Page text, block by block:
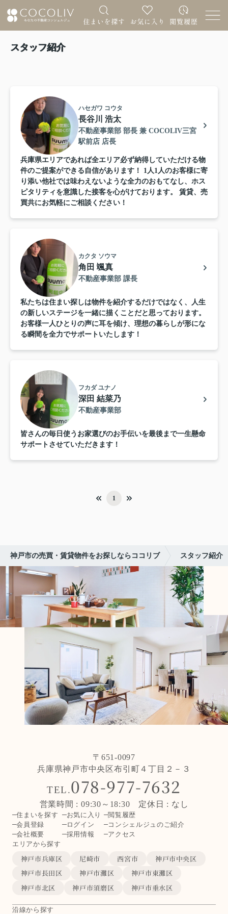
スタッフ紹介
ハセガワ コウタ
長谷川 浩太
不動産事業部 部長 兼 COCOLIV三宮
駅前店 店長
兵庫県エリアであれば全エリア必ず納得していただける物
件のご提案ができる自信があります！ 1人1人のお客様に寄
り添い他社では味わえないような全力のおもてなし、ホス
ピタリティを意識した接客を心がけております。 賃貸、売
買共にお気軽にご相談ください！
カクタ ソウマ
角田 颯真
不動産事業部 課長
私たちは住まい探しは物件を紹介するだけではなく、人生
の新しいステージを一緒に描くことだと思っております。
お客様一人ひとりの声に耳を傾け、理想の暮らしが形にな
る瞬間を全力でサポートいたします！
フカダ ユナノ
深田 結菜乃
不動産事業部
皆さんの毎日使うお家選びのお手伝いを最後まで一生懸命
サポートさせていただきます！
1
神戸市の売買・賃貸物件をお探しならココリブ スタッフ紹介
〒651-0097
兵庫県神戸市中央区布引町４丁目２－３
TEL.078-977-7632
営業時間 : 09:30～18:30 定休日 : なし
住まいを探す お気に入り
閲覧履歴
会員登録
ログイン
コンシェルジュのご紹介
会社概要
採用情報
アクセス
エリアから探す
神戸市兵庫区 尼崎市 西宮市
神戸市中央区
神戸市長田区
神戸市灘区
神戸市東灘区
神戸市北区
神戸市須磨区 神戸市垂水区
沿線から探す